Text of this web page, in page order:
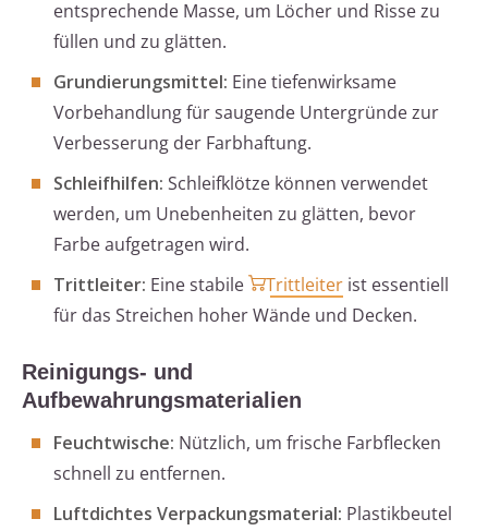
entsprechende Masse, um Löcher und Risse zu
füllen und zu glätten.
Grundierungsmittel: Eine tiefenwirksame
Vorbehandlung für saugende Untergründe zur
Verbesserung der Farbhaftung.
Schleifhilfen: Schleifklötze können verwendet
werden, um Unebenheiten zu glätten, bevor
Farbe aufgetragen wird.
Trittleiter: Eine stabile Trittleiter ist essentiell
für das Streichen hoher Wände und Decken.
Reinigungs- und
Aufbewahrungsmaterialien
Feuchtwische: Nützlich, um frische Farbflecken
schnell zu entfernen.
Luftdichtes Verpackungsmaterial: Plastikbeutel